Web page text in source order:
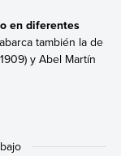
en diferentes
también la de
y Abel Martín